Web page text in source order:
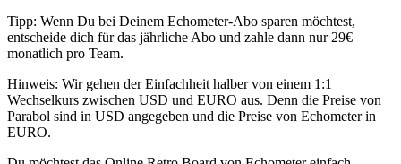
Tipp: Wenn Du bei Deinem Echometer-Abo sparen möchtest,
entscheide dich für das jährliche Abo und zahle dann nur 29€
monatlich pro Team.
Hinweis: Wir gehen der Einfachheit halber von einem 1:1
Wechselkurs zwischen USD und EURO aus. Denn die Preise von
Parabol sind in USD angegeben und die Preise von Echometer in
EURO.